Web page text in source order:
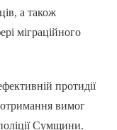
а також
міграційного
протидії
вимог
Сумщини.